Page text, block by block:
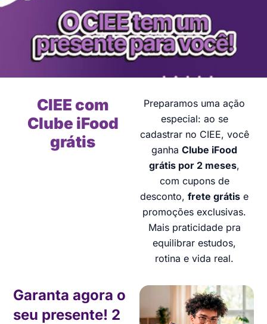
CIEE com
Clube iFood
grátis
Preparamos uma ação
especial: ao se
cadastrar no CIEE, você
ganha Clube iFood
grátis por 2 meses,
com cupons de
desconto, frete grátis e
promoções exclusivas.
Mais praticidade pra
equilibrar estudos,
rotina e vida real.
Garanta agora o
seu presente! 2